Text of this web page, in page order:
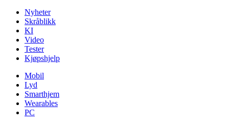
Nyheter
Skråblikk
KI
Video
Tester
Kjøpshjelp
Mobil
Lyd
Smarthjem
Wearables
PC